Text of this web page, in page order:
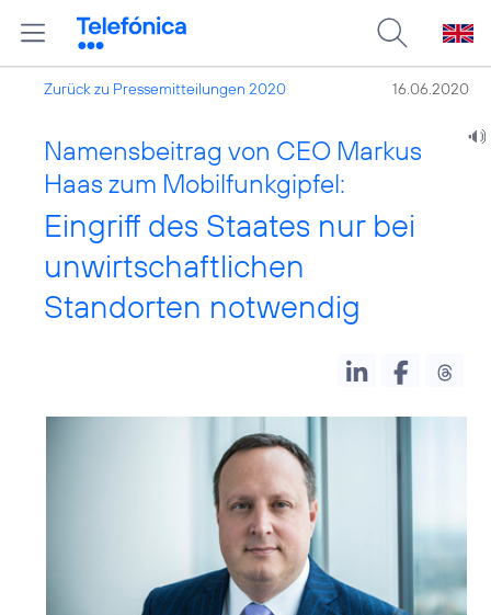
Zurück zu Pressemitteilungen 2020 16.06.2020
Namensbeitrag von CEO Markus
Haas zum Mobilfunkgipfel:
Eingriff des Staates nur bei
unwirtschaftlichen
Standorten notwendig